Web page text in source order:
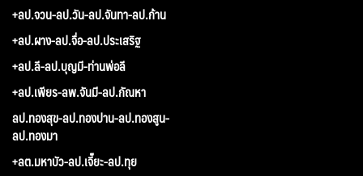
+ลป.จวน-ลป.วัน-ลป.จันทา-ลป.ก้าน
+ลป.ผาง-ลป.จื่อ-ลป.ประเสริฐ
+ลป.ลี-ลป.บุญมี-ท่านพ่อลี
+ลป.เพียร-ลพ.จันมี-ลป.กัณหา
ลป.ทองสุข-ลป.ทองปาน-ลป.ทองสูน-
ลป.ทองมา
+ลต.มหาบัว-ลป.เจี๊ยะ-ลป.ทุย